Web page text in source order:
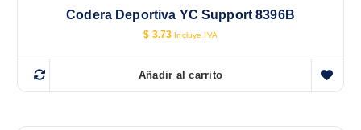
Codera Deportiva YC Support 8396B
$ 3.73 Incluye IVA
Añadir al carrito